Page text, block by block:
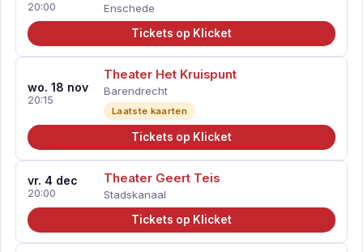
20:00
Enschede
Tickets op Klicket
wo. 18 nov
20:15
Theater Het Kruispunt
Barendrecht
Laatste kaarten
Tickets op Klicket
vr. 4 dec
20:00
Theater Geert Teis
Stadskanaal
Tickets op Klicket